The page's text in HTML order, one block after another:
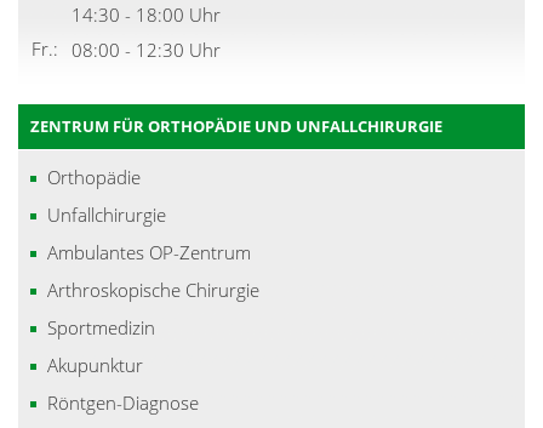
14:30 - 18:00 Uhr
Fr.: 08:00 - 12:30 Uhr
ZENTRUM FÜR ORTHOPÄDIE UND UNFALLCHIRURGIE
Orthopädie
Unfallchirurgie
Ambulantes OP-Zentrum
Arthroskopische Chirurgie
Sportmedizin
Akupunktur
Röntgen-Diagnose